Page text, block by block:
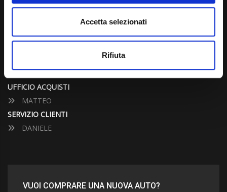
Accetta selezionati
Rifiuta
UFFICIO VENDITE
ALESSANDRO
UFFICIO ACQUISTI
MATTEO
SERVIZIO CLIENTI
DANIELE
VUOI COMPRARE UNA NUOVA AUTO?